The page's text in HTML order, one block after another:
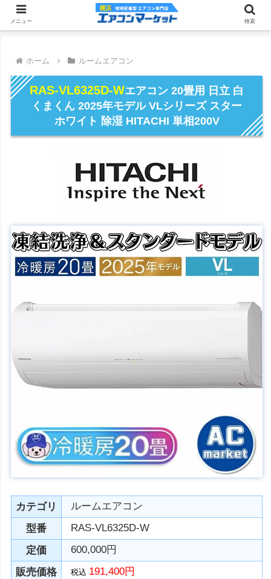
ホーム ルームエアコン
RAS-VL6325D-Wエアコン 20畳用 日立 白
くまくん 2025年モデル VLシリーズ スター
ホワイト 除湿 HITACHI 単相200V
カテゴリ
ルームエアコン
型番
RAS-VL6325D-W
定価
600,000円
販売価格
税込 191,400円
メニュー 検索